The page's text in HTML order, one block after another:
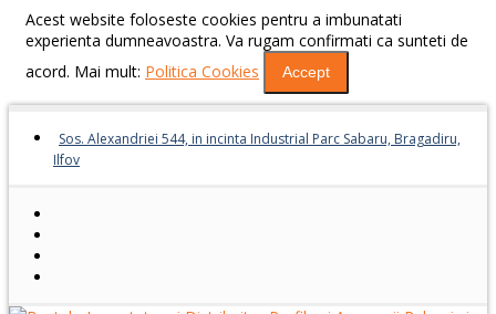
Acest website foloseste cookies pentru a imbunatati
experienta dumneavoastra. Va rugam confirmati ca sunteti de
acord. Mai mult: Politica Cookies Accept
Sos. Alexandriei 544, in incinta Industrial Parc Sabaru, Bragadiru,
Ilfov